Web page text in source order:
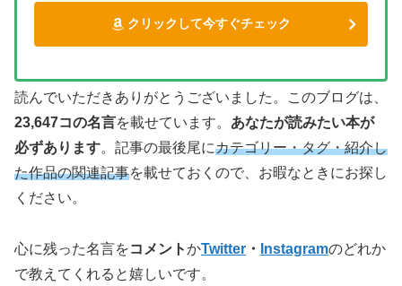
クリックして今すぐチェック
読んでいただきありがとうございました。このブログは、
23,647コの名言を載せています。 あなたが読みたい本が
必ずあります。記事の最後尾にカテゴリー・タグ・紹介し
た作品の関連記事を載せておくので、お暇なときにお探し
ください。
心に残った名言をコメントかTwitter ・ Instagramのどれか
で教えてくれると嬉しいです。